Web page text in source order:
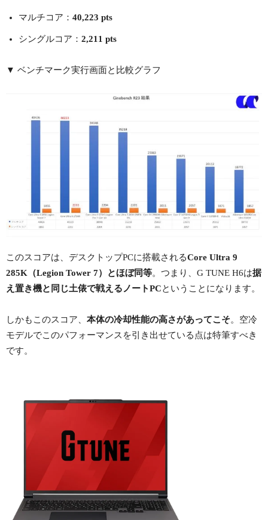
マルチコア： 40,223 pts
シングルコア： 2,211 pts
▼ ベンチマーク実行画面と比較グラフ
このスコアは、デスクトップPCに搭載されるCore Ultra 9
285K（Legion Tower 7）とほぼ同等。つまり、G TUNE H6は据
え置き機と同じ土俵で戦えるノートPCということになります。
しかもこのスコア、 本体の冷却性能の高さがあってこそ。空冷
モデルでこのパフォーマンスを引き出せている点は特筆すべき
です。